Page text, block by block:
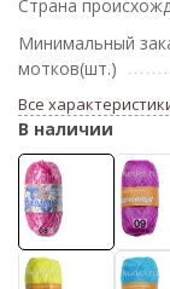
Страна
Минимальный
мотков(шт.)
Все
В наличии